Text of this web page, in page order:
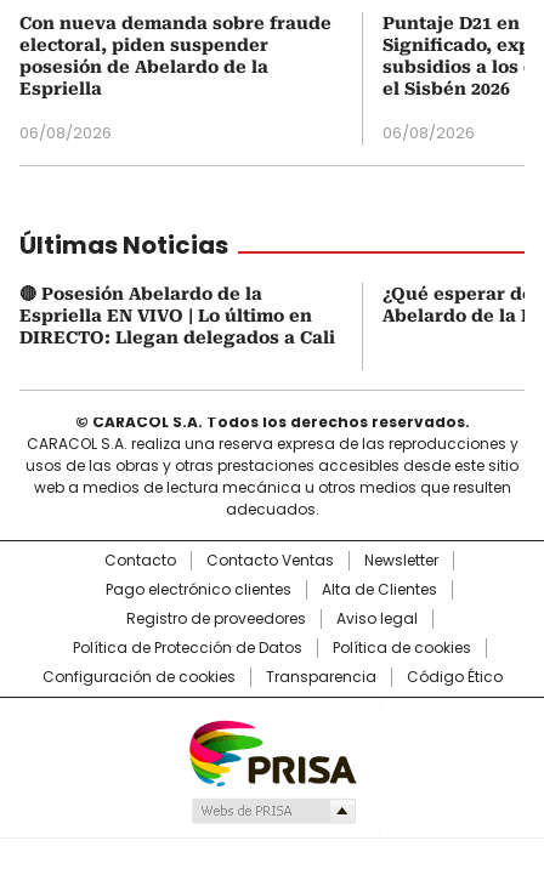
Con nueva demanda sobre fraude
electoral, piden suspender
posesión de Abelardo de la
Espriella
06/08/2026
Puntaje D21 en
Significado,
subsidios a los
el Sisbén 2026
06/08/2026
Últimas Noticias
🔴 Posesión Abelardo de la
Espriella EN VIVO | Lo último en
DIRECTO: Llegan delegados a Cali
¿Qué esperar de
Abelardo de la
© CARACOL S.A. Todos los derechos reservados.
CARACOL S.A. realiza una reserva expresa de las reproducciones y
usos de las obras y otras prestaciones accesibles desde este sitio
web a medios de lectura mecánica u otros medios que resulten
adecuados.
Contacto Contacto Ventas
Newsletter
Pago electrónico clientes
Alta de Clientes
Registro de proveedores
Aviso legal
Política de Protección de Datos
Política de cookies
Configuración de cookies
Transparencia Código Ético